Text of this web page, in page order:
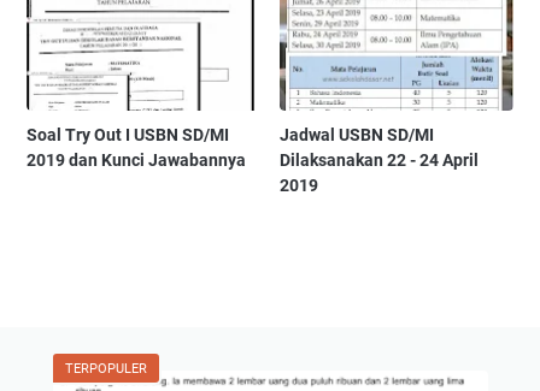
Soal Try Out I USBN SD/MI
2019 dan Kunci Jawabannya
Jadwal USBN SD/MI
Dilaksanakan 22 - 24 April
2019
TERPOPULER